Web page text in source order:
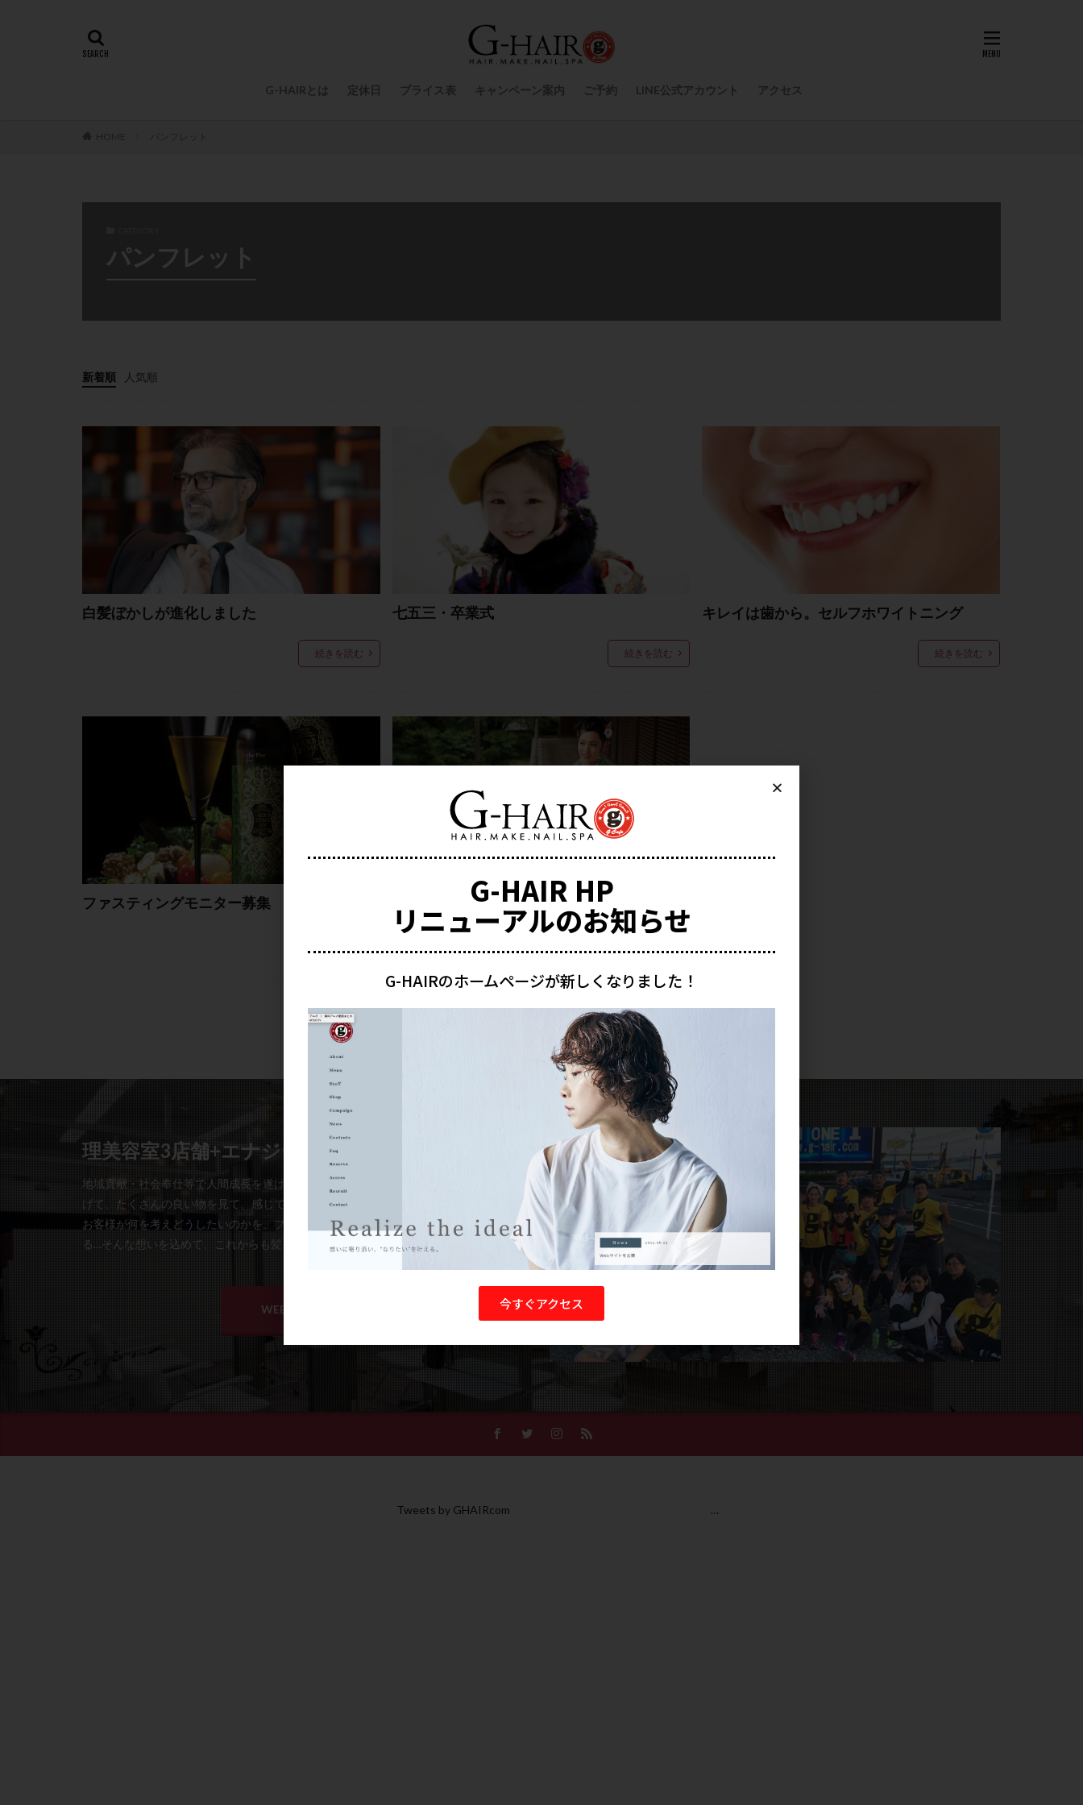
G-HAIRとは 定休日 プライス表 キャンペーン案内 ご予約 LINE公式アカウント アクセス
パンフレット
新着順 人気順
白髪ぼかしが進化しました
続きを読む
七五三・卒業式
続きを読む
キレイは歯から。セルフホワイトニング
続きを読む
ファスティングモニター募集 成人式振袖レンタル開始
理美容室3店舗+エナジーサロン「G-HAIR」
地域貢献・社会奉仕等で人間成長を遂げながら、雰囲気や空間造り、さらには、視野を広
げて、たくさんの良い物を見て、感じてさまざまな出会いの中でお客様と共感・共有し、
お客様が何を考えどうしたいのかを、プロの意見も交えてお客様目線のサービスを提供す
る…そんな想いを込めて、これからも髪を通じて笑顔と元気を届けてまいります。
WEB予約はこちら
Tweets by GHAIRcom …
G-HAIR HP
リニューアルのお知らせ
G-HAIRのホームページが新しくなりました！
今すぐアクセス